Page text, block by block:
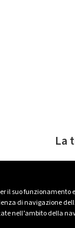
il suo funzionamento
di navigazione
nell’ambito della
La